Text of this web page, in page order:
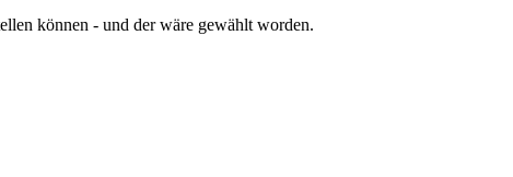
können - und der wäre gewählt worden.